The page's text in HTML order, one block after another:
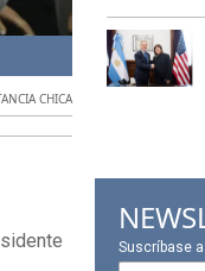
Carlos
CHICA
Suscríbase